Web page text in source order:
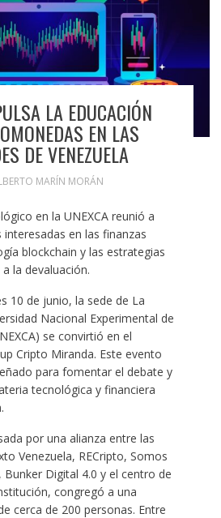
LA EDUCACIÓN
EN LAS
DE VENEZUELA
MARÍN MORÁN
en la UNEXCA reunió a
en las finanzas
blockchain y las estrategias
la devaluación.
10 de junio, la sede de La
Nacional Experimental de
se convirtió en el
Cripto Miranda. Este evento
para fomentar el debate y
tecnológica y financiera
por una alianza entre las
Venezuela, RECripto, Somos
Bunker Digital 4.0 y el centro de
congregó a una
cerca de 200 personas. Entre